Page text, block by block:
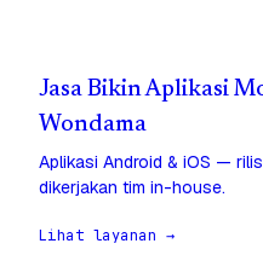
Jasa Bikin Aplikasi
Wondama
Aplikasi Android & iOS —
dikerjakan tim in-house.
Lihat layanan →